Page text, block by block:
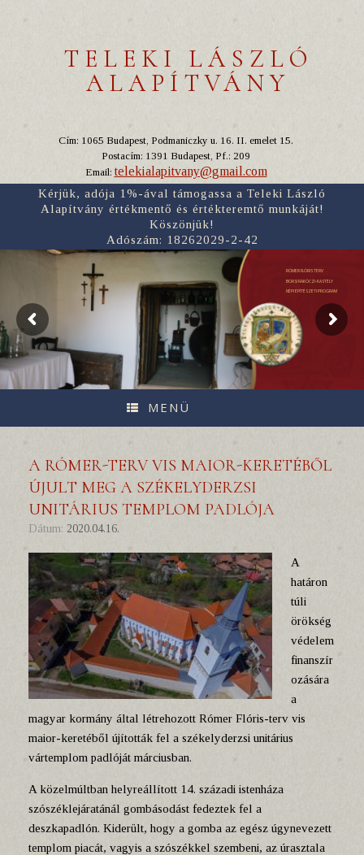
TELEKI LÁSZLÓ
ALAPÍTVÁNY
Cím: 1065 Budapest, Podmaniczky u. 16. II. emelet 15.
Postacím: 1391 Budapest, Pf.: 209
Email:telekialapitvany@gmail.com
Kérjük, adója 1%-ával támogassa a Teleki László
Alapítvány értékmentő és értékteremtő munkáját!
Köszönjük!
Adószám: 18262029-2-42
RÓMER FLÓRIS TERV
BORSI RÁKÓCZI-KASTÉLY
NÉPI ÉPÍTÉSZETI PROGRAM
MENÜ
A RÓMER-TERV VIS MAIOR-KERETÉBŐL
ÚJULT MEG A SZÉKELYDERZSI
UNITÁRIUS TEMPLOM PADLÓJA
Dátum: 2020.04.16.
A
határon
túli
örökség
védelem
finanszír
ozására
a
magyar kormány által létrehozott Rómer Flóris-terv vis
maior-keretéből újították fel a székelyderzsi unitárius
vártemplom padlóját márciusban.
A közelmúltban helyreállított 14. századi istenháza
szószéklejáratánál gombásodást fedeztek fel a
deszkapadlón. Kiderült, hogy a gomba az egész úgynevezett
templom piacát, vagyis a szószékkel szembeni, az úrasztala